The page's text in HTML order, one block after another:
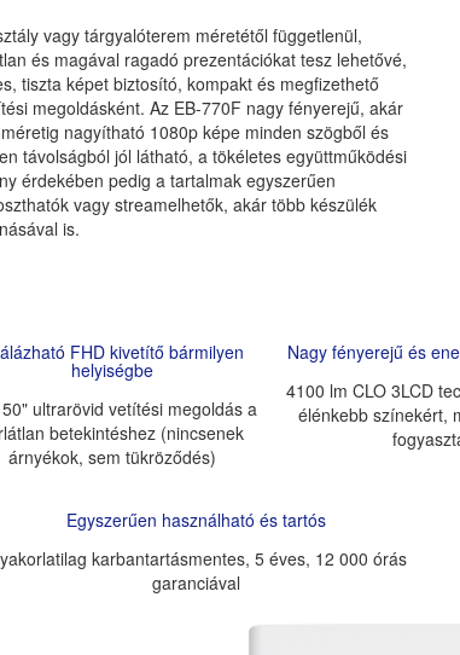
vagy tárgyalóterem méretétől függetlenül,
és magával ragadó prezentációkat tesz lehetővé,
tiszta képet biztosító, kompakt és megfizethető
megoldásként. Az EB-770F nagy fényerejű, akár
nagyítható 1080p képe minden szögből és
távolságból jól látható, a tökéletes együttműködési
érdekében pedig a tartalmak egyszerűen
vagy streamelhetők, akár több készülék
is.
FHD kivetítő bármilyen
helyiségbe
ultrarövid vetítési megoldás a
betekintéshez (nincsenek
árnyékok, sem tükröződés)
Nagy fényerejű és
4100 lm CLO 3LCD
élénkebb színekért,
Egyszerűen használható és tartós
karbantartásmentes, 5 éves, 12 000 órás
garanciával